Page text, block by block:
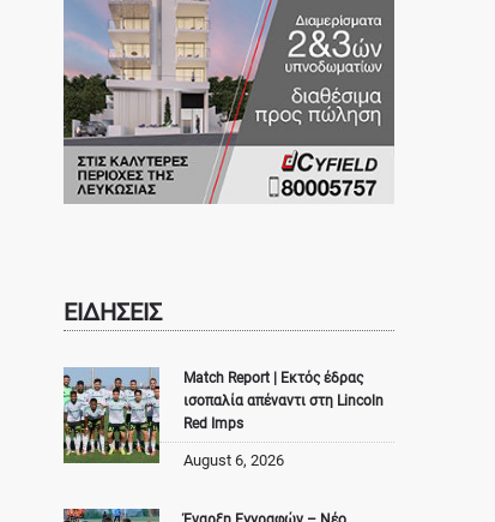
ΕΙΔΗΣΕΙΣ
Match Report | Εκτός έδρας
ισοπαλία απέναντι στη Lincoln
Red Imps
August 6, 2026